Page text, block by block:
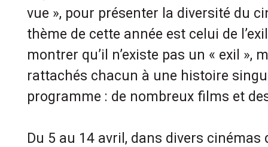
vue », pour présenter la diversité du
thème de cette année est celui de
montrer qu’il n’existe pas un « exil »,
rattachés chacun à une histoire
programme : de nombreux films et
Du 5 au 14 avril, dans divers cinémas